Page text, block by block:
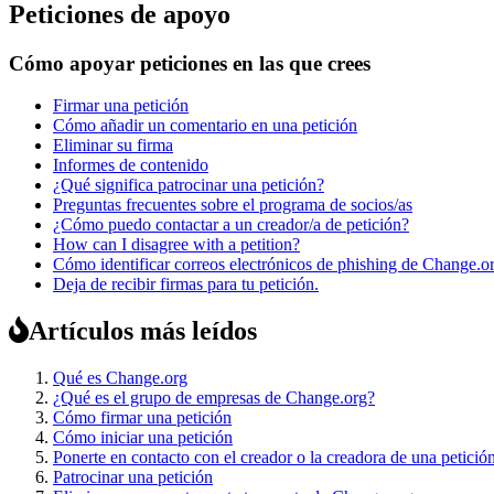
Peticiones de apoyo
Cómo apoyar peticiones en las que crees
Firmar una petición
Cómo añadir un comentario en una petición
Eliminar su firma
Informes de contenido
¿Qué significa patrocinar una petición?
Preguntas frecuentes sobre el programa de socios/as
¿Cómo puedo contactar a un creador/a de petición?
How can I disagree with a petition?
Cómo identificar correos electrónicos de phishing de
Deja de recibir firmas para tu petición.
Artículos más leídos
Qué es Change.org
¿Qué es el grupo de empresas de Change.org?
Cómo firmar una petición
Cómo iniciar una petición
Ponerte en contacto con el creador o la creadora de una
Patrocinar una petición